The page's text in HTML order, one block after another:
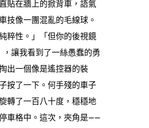
貼在牆上的掀背車，語氣
技像一團混亂的毛線球。
粹性。」「但你的後視鏡
讓我看到了一絲愚蠢的勇
出一個像是遙控器的裝
按了一下。何手殘的車子
轉了一百八十度，穩穩地
車格中。這次，夾角是——